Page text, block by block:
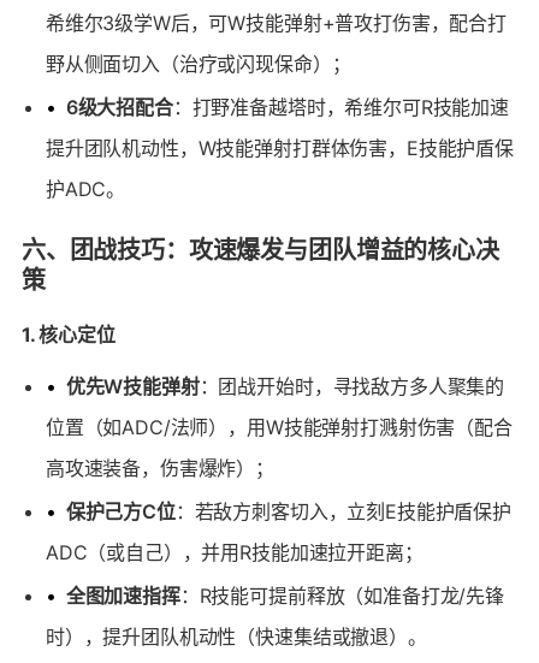
希维尔3级学W后，可W技能弹射+普攻打伤害，配合打
野从侧面切入（治疗或闪现保命）；
• 6级大招配合：打野准备越塔时，希维尔可R技能加速
提升团队机动性，W技能弹射打群体伤害，E技能护盾保
护ADC。
六、团战技巧：攻速爆发与团队增益的核心决
策
1. 核心定位
• 优先W技能弹射：团战开始时，寻找敌方多人聚集的
位置（如ADC/法师），用W技能弹射打溅射伤害（配合
高攻速装备，伤害爆炸）；
• 保护己方C位：若敌方刺客切入，立刻E技能护盾保护
ADC（或自己），并用R技能加速拉开距离；
• 全图加速指挥：R技能可提前释放（如准备打龙/先锋
时），提升团队机动性（快速集结或撤退）。